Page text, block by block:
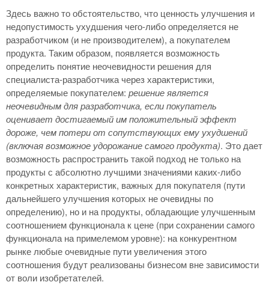
Здесь важно то обстоятельство, что ценность улучшения и
недопустимость ухудшения чего-либо определяется не
разработчиком (и не производителем), а покупателем
продукта. Таким образом, появляется возможность
определить понятие неочевидности решения для
специалиста-разработчика через характеристики,
определяемые покупателем: решение является
неочевидным для разработчика, если покупатель
оценивает достигаемый им положительный эффект
дороже, чем потери от сопутствующих ему ухудшений
(включая возможное удорожание самого продукта). Это дает
возможность распространить такой подход не только на
продукты с абсолютно лучшими значениями каких-либо
конкретных характеристик, важных для покупателя (пути
дальнейшего улучшения которых не очевидны по
определению), но и на продукты, обладающие улучшенным
соотношением функционала к цене (при сохранении самого
функционала на примелемом уровне): на конкурентном
рынке любые очевидные пути увеличения этого
соотношения будут реализованы бизнесом вне зависимости
от воли изобретателей.